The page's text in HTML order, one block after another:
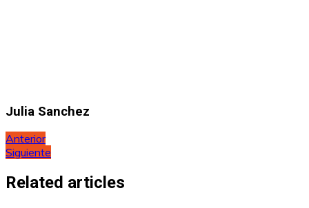
Julia Sanchez
Navegación
de
entradas
Anterior
Siguiente
Related articles